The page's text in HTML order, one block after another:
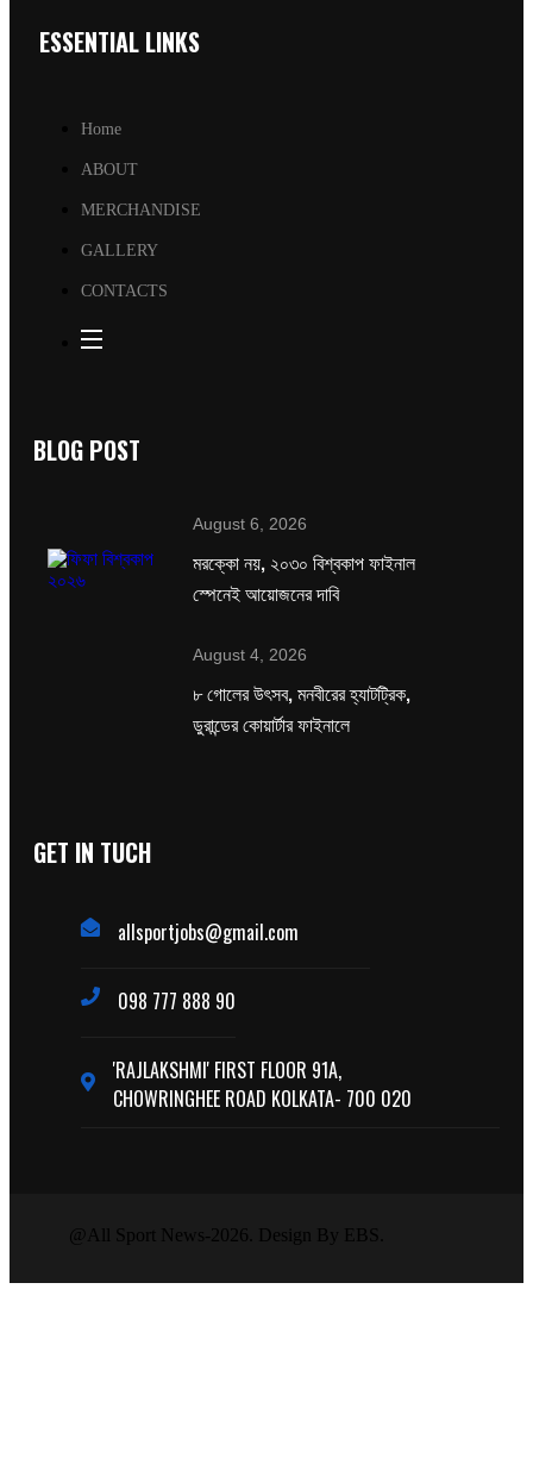
ESSENTIAL LINKS
Home
ABOUT
MERCHANDISE
GALLERY
CONTACTS
BLOG POST
August 6, 2026
মরক্কো নয়, ২০৩০ বিশ্বকাপ ফাইনাল
স্পেনেই আয়োজনের দাবি
August 4, 2026
৮ গোলের উৎসব, মনবীরের হ্যাটট্রিক,
ডুরান্ডের কোয়ার্টার ফাইনালে
GET IN TUCH
allsportjobs@gmail.com
098 777 888 90
'RAJLAKSHMI' FIRST FLOOR 91A,
CHOWRINGHEE ROAD KOLKATA- 700 020
@All Sport News-2026. Design By EBS.